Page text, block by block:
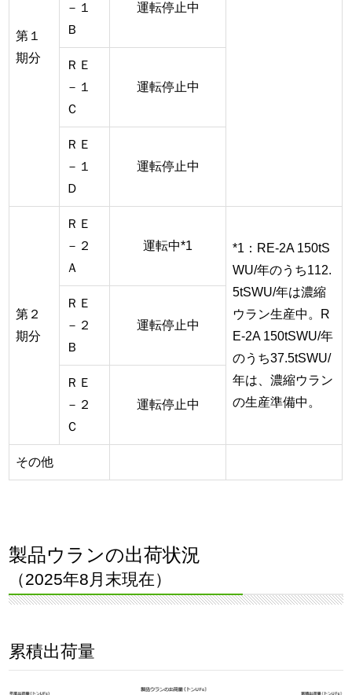
第１
期分
－１
Ｂ
運転停止中
ＲＥ
－１
Ｃ
運転停止中
ＲＥ
－１
Ｄ
運転停止中
第２
期分
ＲＥ
－２
Ａ
運転中*1
*1：RE-2A 150tS
WU/年のうち112.
5tSWU/年は濃縮
ウラン生産中。R
E-2A 150tSWU/年
のうち37.5tSWU/
年は、濃縮ウラン
の生産準備中。
ＲＥ
－２
Ｂ
運転停止中
ＲＥ
－２
Ｃ
運転停止中
その他
製品ウランの出荷状況
（2025年8月末現在）
累積出荷量